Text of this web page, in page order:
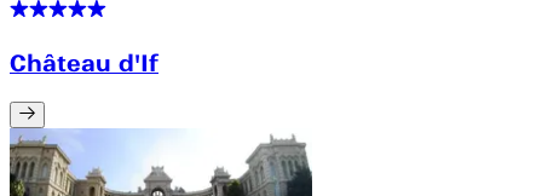
Château d'If